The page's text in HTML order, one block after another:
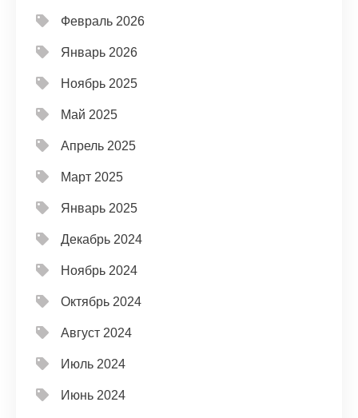
Февраль 2026
Январь 2026
Ноябрь 2025
Май 2025
Апрель 2025
Март 2025
Январь 2025
Декабрь 2024
Ноябрь 2024
Октябрь 2024
Август 2024
Июль 2024
Июнь 2024